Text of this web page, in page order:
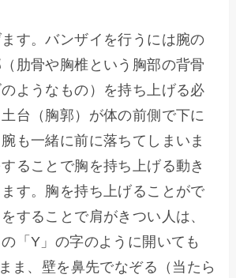
す。バンザイを行うには腕の
肋骨や胸椎という胸部の背骨
ようなもの）を持ち上げる必
台（胸郭）が体の前側で下に
も一緒に前に落ちてしまいま
ることで胸を持ち上げる動き
す。胸を持ち上げることがで
することで肩がきつい人は、
「Y」の字のように開いても
ま、壁を鼻先でなぞる（当たら